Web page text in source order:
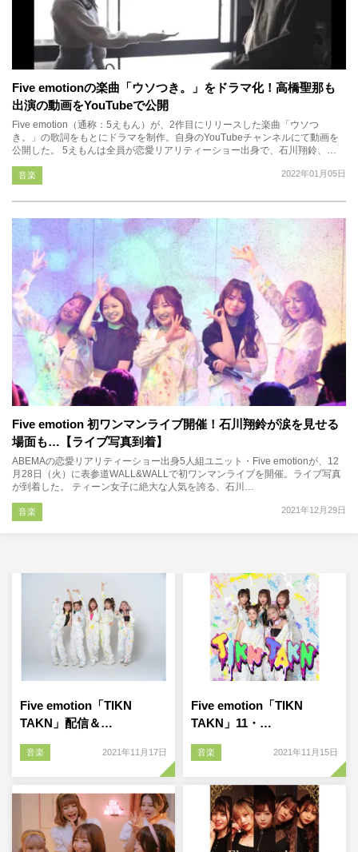
Five emotionの楽曲「ウソつき。」をドラマ化！高橋聖那も
出演の動画をYouTubeで公開
Five emotion（通称：5えもん）が、2作目にリリースした楽曲「ウソつ
き。」の歌詞をもとにドラマを制作。自身のYouTubeチャンネルにて動画を
公開した。 5えもんは全員が恋愛リアリティーショー出身で、石川翔鈴、…
2022年01月05日
音楽
Five emotion 初ワンマンライブ開催！石川翔鈴が涙を見せる
場面も…【ライブ写真到着】
ABEMAの恋愛リアリティーショー出身5人組ユニット・Five emotionが、12
月28日（火）に表参道WALL&WALLで初ワンマンライブを開催。ライブ写真
が到着した。 ティーン女子に絶大な人気を誇る、石川…
2021年12月29日
音楽
Five emotion「TIKN
TAKN」配信＆…
音楽 2021年11月17日
Five emotion「TIKN
TAKN」11・…
音楽 2021年11月15日